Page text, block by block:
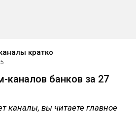
кратко
каналов банков за 27
каналы, вы читаете главное